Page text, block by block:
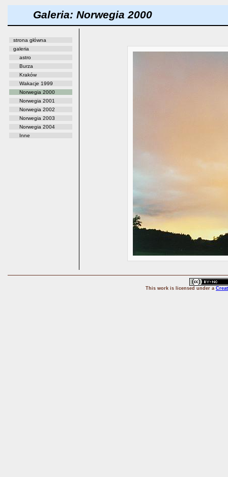
Galeria: Norwegia 2000
strona główna
galeria
astro
Burza
Kraków
Wakacje 1999
Norwegia 2000
Norwegia 2001
Norwegia 2002
Norwegia 2003
Norwegia 2004
Inne
This work is licensed under a